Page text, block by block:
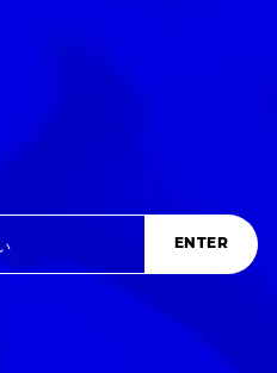
ENTER